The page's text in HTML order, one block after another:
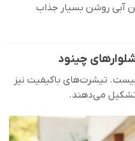
آبی روشن بسیار جذاب
چینود
تیشرت‌های باکیفیت نیز
تشکیل می‌دهند.